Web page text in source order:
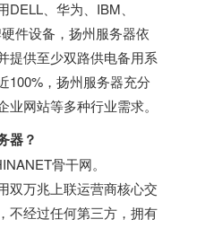
、华为、IBM、
件设备，扬州服务器依
提供至少双路供电备用系
100%，扬州服务器充分
网站等多种行业需求。
器？
骨干网。
双万兆上联运营商核心交
不经过任何第三方，拥有